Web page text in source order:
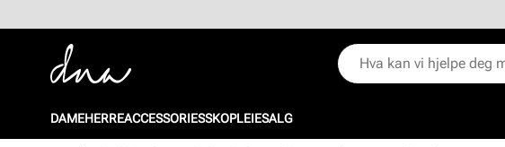
DAMEHERREACCESSORIESSKOPLEIESALG